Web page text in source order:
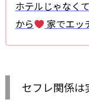
ホテルじゃなく
から
家でエッ
セフレ関係は